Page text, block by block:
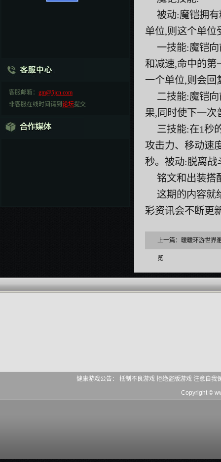
客服邮箱： gm@5jcn.com
非客服在线时间请到 论坛提交
被动:魔铠拥
单位,则这个单位
一技能:魔铠
和减速,命中的第
一个单位,则会回
二技能:魔铠
果,同时使下一次
三技能:在1秒
攻击力、移动速
秒。被动:脱离战
铭文和出装搭
这期的内容就
彩资讯会不断更
上一篇： 暖暖环游世界
览
健康游戏公告： 抵制不良游戏 拒绝盗版游戏 注意自
Copyright ©